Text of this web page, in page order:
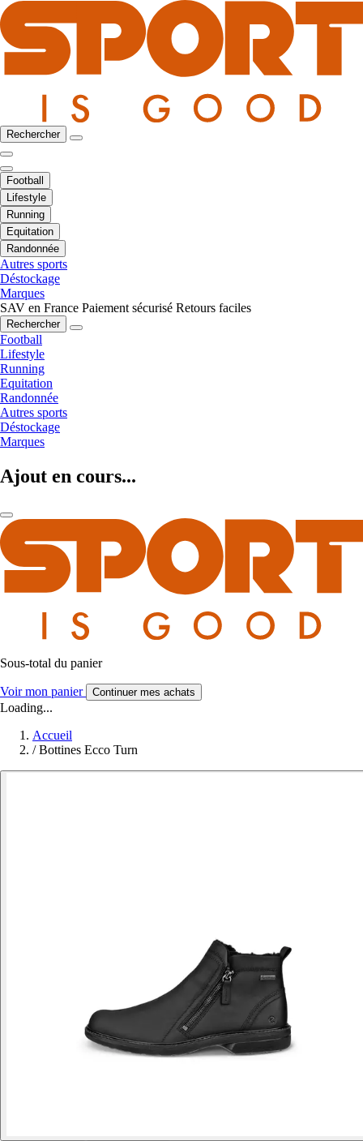
Rechercher
Football
Lifestyle
Running
Equitation
Randonnée
Autres sports
Déstockage
Marques
SAV en France Paiement sécurisé Retours faciles
Rechercher
Football
Lifestyle
Running
Equitation
Randonnée
Autres sports
Déstockage
Marques
Ajout en cours...
Sous-total du panier
Voir mon panier Continuer mes achats
Loading...
Accueil
/ Bottines Ecco Turn